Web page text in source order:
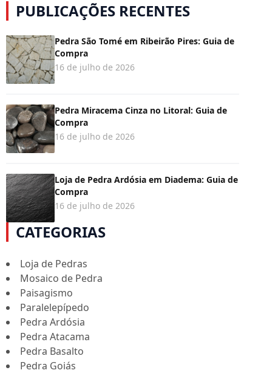
PUBLICAÇÕES RECENTES
Pedra São Tomé em Ribeirão Pires: Guia de
Compra
16 de julho de 2026
Pedra Miracema Cinza no Litoral: Guia de
Compra
16 de julho de 2026
Loja de Pedra Ardósia em Diadema: Guia de
Compra
16 de julho de 2026
CATEGORIAS
Loja de Pedras
Mosaico de Pedra
Paisagismo
Paralelepípedo
Pedra Ardósia
Pedra Atacama
Pedra Basalto
Pedra Goiás